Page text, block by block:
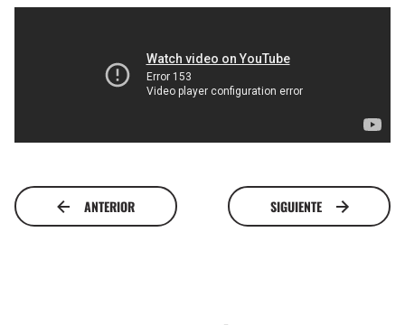
ANTERIOR SIGUIENTE